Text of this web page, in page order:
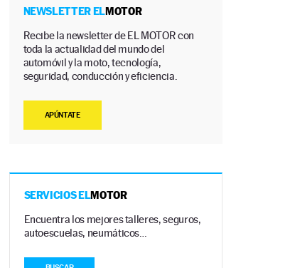
NEWSLETTER ELMOTOR
Recibe la newsletter de EL MOTOR con
toda la actualidad del mundo del
automóvil y la moto, tecnología,
seguridad, conducción y eficiencia.
APÚNTATE
SERVICIOS ELMOTOR
Encuentra los mejores talleres, seguros,
autoescuelas, neumáticos…